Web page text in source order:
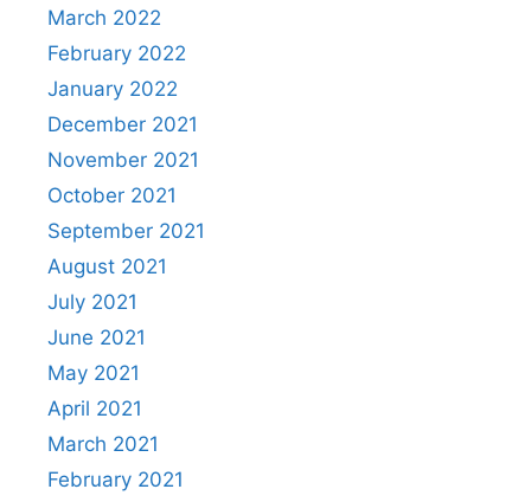
March 2022
February 2022
January 2022
December 2021
November 2021
October 2021
September 2021
August 2021
July 2021
June 2021
May 2021
April 2021
March 2021
February 2021